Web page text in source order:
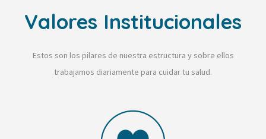
Valores Institucionales
Estos son los pilares de nuestra estructura y sobre ellos
trabajamos diariamente para cuidar tu salud.